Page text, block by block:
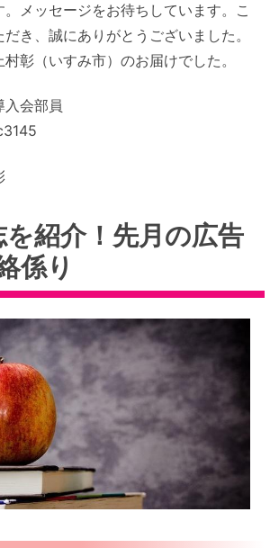
メッセージをお待ちしています。こ
き、誠にありがとうございました。
彰（いすみ市）のお届けでした。
入会部員
紹介！先月の広告
係り